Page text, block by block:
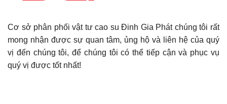
Cơ sở phân phối vật tư cao su Đinh Gia Phát chúng tôi rất
mong nhận được sự quan tâm, ủng hộ và liên hệ của quý
vị đến chúng tôi, để chúng tôi có thể tiếp cận và phục vụ
quý vị được tốt nhất!